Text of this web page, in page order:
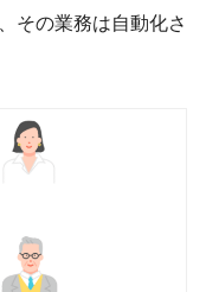
その業務は自動化さ